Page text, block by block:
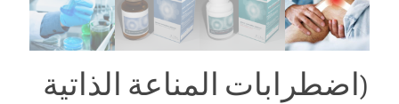
(اضطرابات المناعة الذاتية